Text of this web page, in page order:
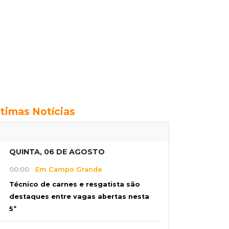
Notícias
QUINTA, 06 DE AGOSTO
00:00 Em Campo Grande
Técnico de carnes e resgatista são
destaques entre vagas abertas nesta
5ª